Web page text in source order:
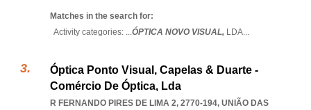
Matches in the search for:
Activity categories: ...ÓPTICA NOVO VISUAL, LDA...
Óptica Ponto Visual, Capelas & Duarte -
Comércio De Óptica, Lda
R FERNANDO PIRES DE LIMA 2, 2770-194, UNIÃO DAS